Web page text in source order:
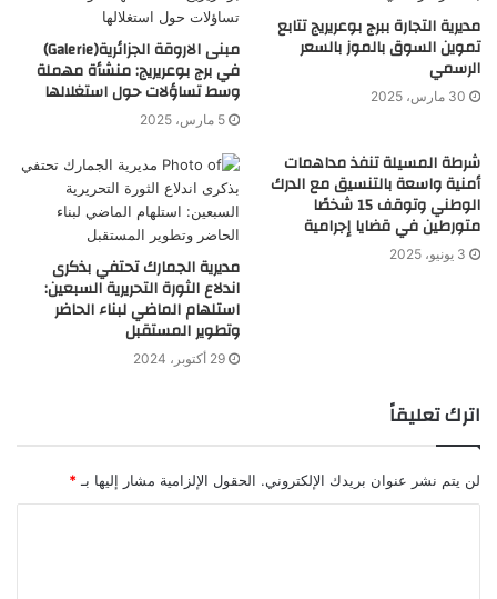
مديرية التجارة ببرج بوعريريج تتابع
تموين السوق بالموز بالسعر
الرسمي
30 مارس، 2025
مبنى الاروقة الجزائرية(Galerie)
في برج بوعريريج: منشأة مهملة
وسط تساؤلات حول استغلالها
5 مارس، 2025
شرطة المسيلة تنفذ مداهمات
أمنية واسعة بالتنسيق مع الدرك
الوطني وتوقف 15 شخصًا
متورطين في قضايا إجرامية
3 يونيو، 2025 مديرية الجمارك تحتفي بذكرى
اندلاع الثورة التحريرية السبعين:
استلهام الماضي لبناء الحاضر
وتطوير المستقبل
29 أكتوبر، 2024
اترك تعليقاً
لن يتم نشر عنوان بريدك الإلكتروني. الحقول الإلزامية مشار إليها بـ *